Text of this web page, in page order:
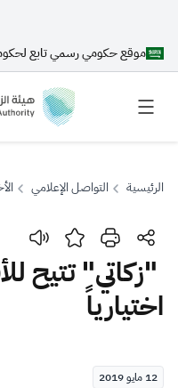
موقع حكومي رسمي تابع
بحث
بحث
اقتراحات
الرئيسية التواصل الإعلامي
"زكاتي" تتيح
اختيارياً
12 مايو 2019